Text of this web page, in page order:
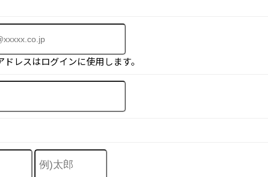
レスはログインに使用します。